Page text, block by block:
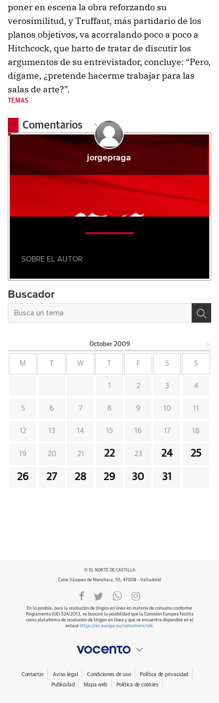
poner en escena la obra reforzando su
verosimilitud, y Truffaut, más partidario de los
planos objetivos, va acorralando poco a poco a
Hitchcock, que harto de tratar de discutir los
argumentos de su entrevistador, concluye: “Pero,
dígame, ¿pretende hacerme trabajar para las
salas de arte?”.
TEMAS
Comentarios
jorgepraga
SOBRE EL AUTOR
Buscador
October 2009
M W F S S
1 2 3 4
5 6 7 8 9 10 11
12 13 14 15 16 17 18
19 20 21 22 23 24 25
26 27 28 29 30 31
© EL NORTE DE CASTILLA
Calle Vázquez de Menchaca, 10, 47008 - Valladolid
En lo posible, para la resolución de litigios en línea en materia de consumo conforme
Reglamento (UE) 524/2013, se buscará la posibilidad que la Comisión Europea facilita
como plataforma de resolución de litigios en línea y que se encuentra disponible en el
enlace https://ec.europa.eu/consumers/odr.
Contactar Aviso legal Condiciones de uso
Política de privacidad
Publicidad
Mapa web Política de cookies